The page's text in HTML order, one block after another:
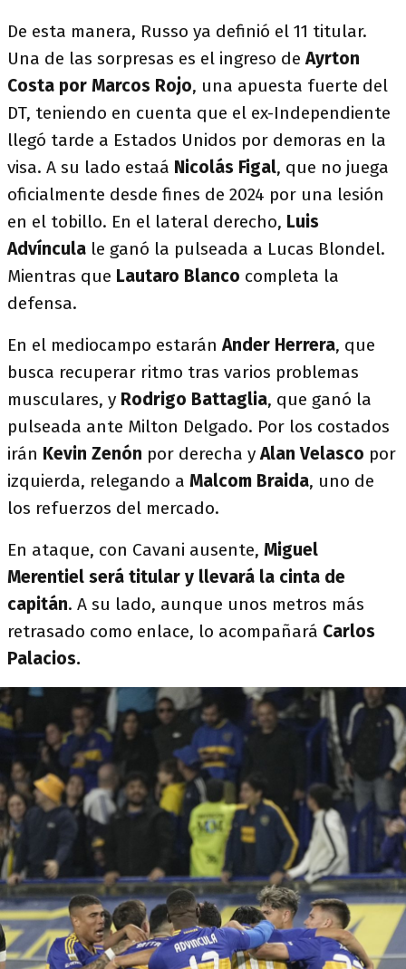
De esta manera, Russo ya definió el 11 titular.
Una de las sorpresas es el ingreso deAyrton
Costa por Marcos Rojo, una apuesta fuerte del
DT, teniendo en cuenta que el ex-Independiente
llegó tarde a Estados Unidos por demoras en la
visa. A su lado estaá Nicolás Figal, que no juega
oficialmente desde fines de 2024 por una lesión
en el tobillo. En el lateral derecho, Luis
Advíncula le ganó la pulseada a Lucas Blondel.
Mientras que Lautaro Blanco completa la
defensa.
En el mediocampo estaránAnder Herrera, que
busca recuperar ritmo tras varios problemas
musculares, y Rodrigo Battaglia, que ganó la
pulseada ante Milton Delgado. Por los costados
irán Kevin Zenón por derecha yAlan Velasco por
izquierda, relegando a Malcom Braida, uno de
los refuerzos del mercado.
En ataque, con Cavani ausente, Miguel
Merentiel será titular y llevará la cinta de
capitán. A su lado, aunque unos metros más
retrasado como enlace, lo acompañará Carlos
Palacios.